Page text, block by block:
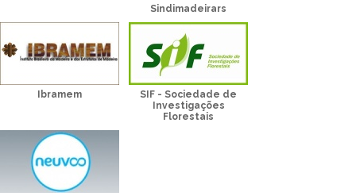
Sindimadeirars
Ibramem
SIF - Sociedade de
Investigações
Florestais